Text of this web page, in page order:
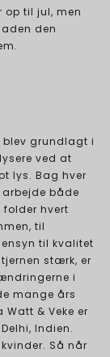
op til jul, men
den
blev grundlagt i
ved at
lys. Bag hver
arbejde både
hvert
til
til kvalitet
stærk, er
i
mange års
& Veke er
Indien.
Så når